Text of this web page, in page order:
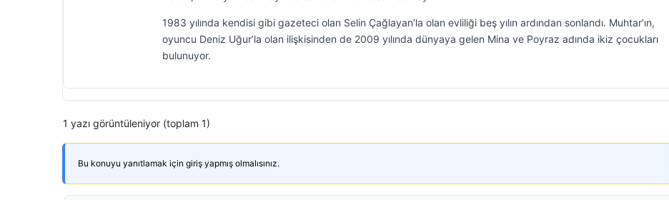
1983 yılında kendisi gibi gazeteci olan Selin Çağlayan’la olan evliliği beş yılın ardından sonlandı. Muhtar’ın,
oyuncu Deniz Uğur’la olan ilişkisinden de 2009 yılında dünyaya gelen Mina ve Poyraz adında ikiz çocukları
bulunuyor.
1 yazı görüntüleniyor (toplam 1)
Bu konuyu yanıtlamak için giriş yapmış olmalısınız.